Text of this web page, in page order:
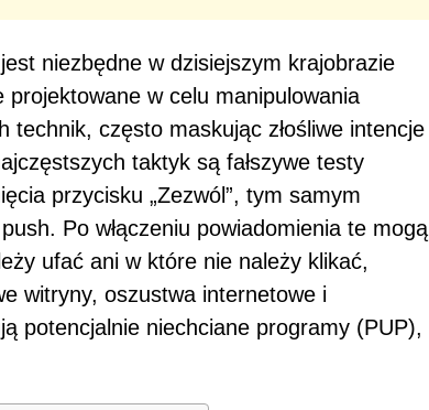
niezbędne w dzisiejszym krajobrazie
projektowane w celu manipulowania
często maskując złośliwe intencje
taktyk są fałszywe testy
przycisku „Zezwól”, tym samym
Po włączeniu powiadomienia te mogą
ufać ani w które nie należy klikać,
witryny, oszustwa internetowe i
potencjalnie niechciane programy (PUP),